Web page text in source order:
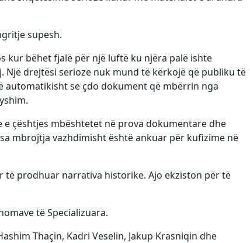
supesh.
kur bëhet fjalë për një luftë ku njëra palë ishte
drejtësi serioze nuk mund të kërkojë që publiku të
automatikisht se çdo dokument që mbërrin nga
çështjes mbështetet në prova dokumentare dhe
mbrojtja vazhdimisht është ankuar për kufizime në
prodhuar narrativa historike. Ajo ekziston për të
të Specializuara.
Thaçin, Kadri Veselin, Jakup Krasniqin dhe